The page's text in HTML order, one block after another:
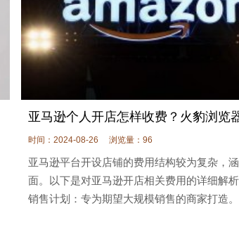
亚马逊个人开店怎样收费？火豹浏览
时间：2024-08-26 浏览量：96
亚马逊平台开设店铺的费用结构较为复杂，
面。以下是对亚马逊开店相关费用的详细解
销售计划：专为期望大规模销售的商家打造